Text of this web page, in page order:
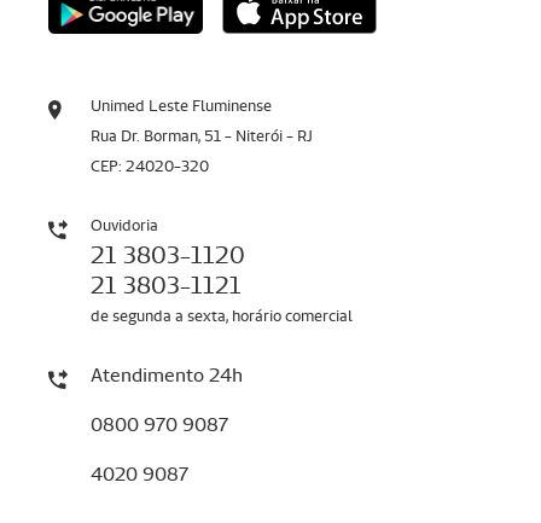
Unimed Leste Fluminense
Rua Dr. Borman, 51 - Niterói - RJ
CEP: 24020-320
Ouvidoria
21 3803-1120
21 3803-1121
de segunda a sexta, horário comercial
Atendimento 24h
0800 970 9087
4020 9087